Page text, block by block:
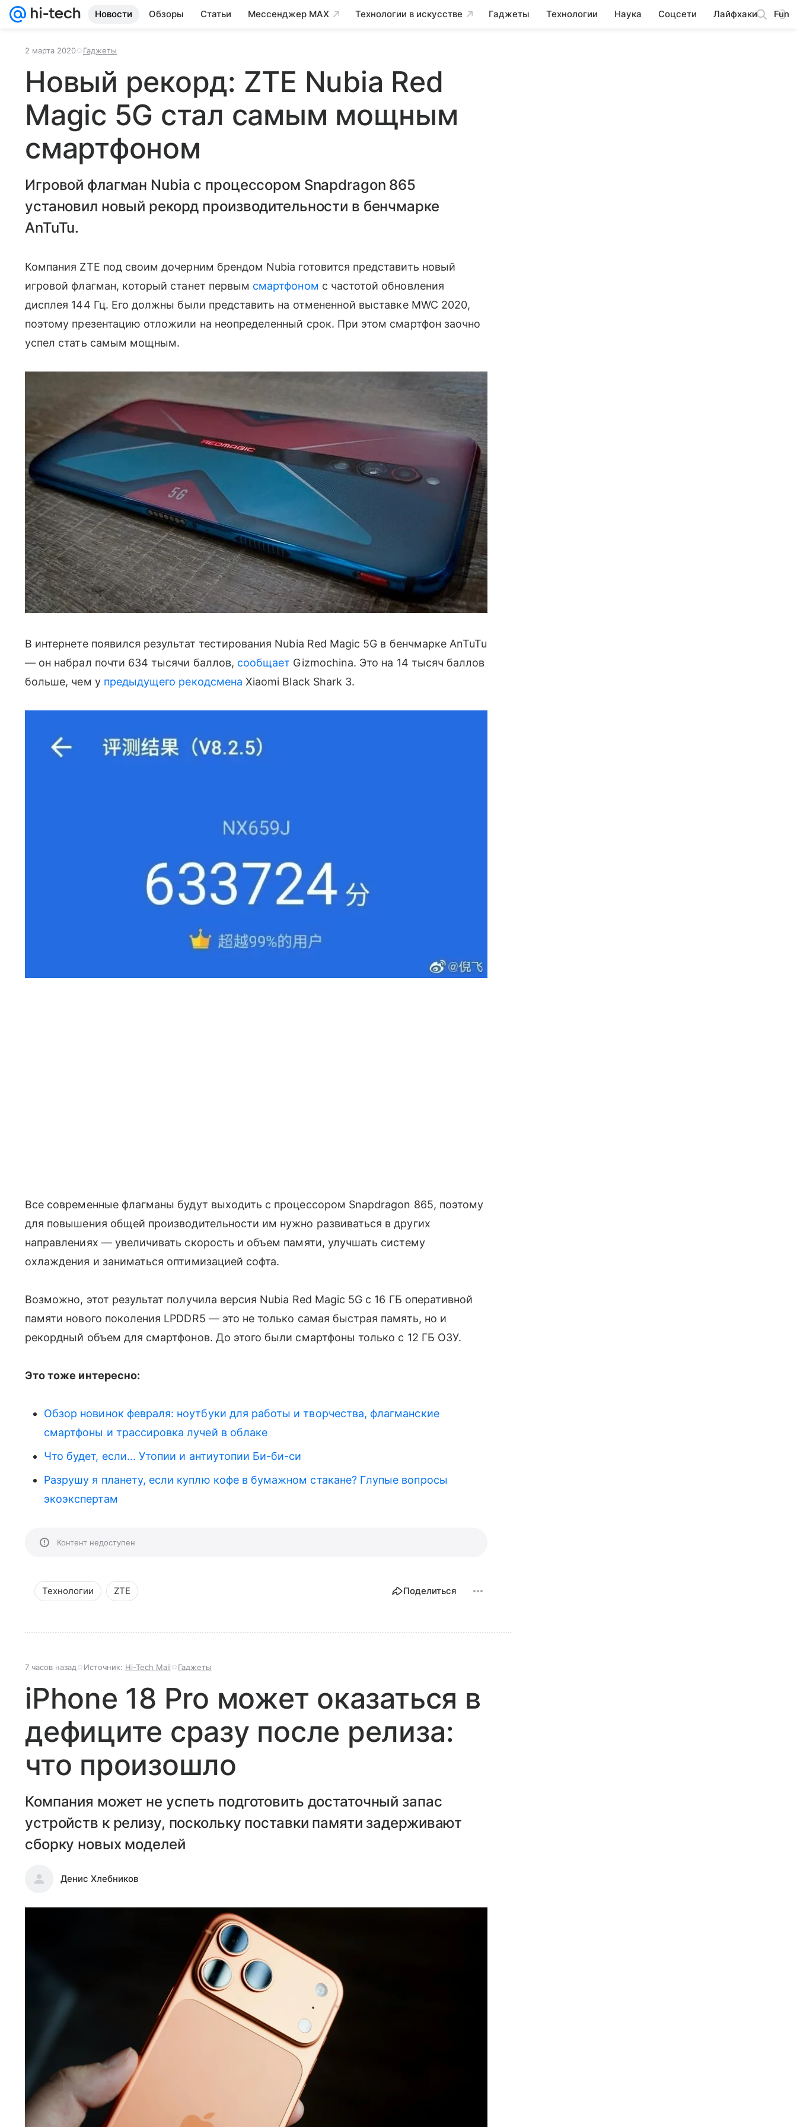
Новости Обзоры Статьи Мессенджер MAX Технологии в искусстве Гаджеты Технологии Наука Соцсети Лайфхаки Fun
2 марта 2020 Гаджеты
Новый рекорд: ZTE Nubia Red
Magic 5G стал самым мощным
смартфоном
Игровой флагман Nubia с процессором Snapdragon 865
установил новый рекорд производительности в бенчмарке
AnTuTu.
Компания ZTE под своим дочерним брендом Nubia готовится представить новый
игровой флагман, который станет первым смартфоном с частотой обновления
дисплея 144 Гц. Его должны были представить на отмененной выставке MWC 2020,
поэтому презентацию отложили на неопределенный срок. При этом смартфон заочно
успел стать самым мощным.
В интернете появился результат тестирования Nubia Red Magic 5G в бенчмарке AnTuTu
— он набрал почти 634 тысячи баллов, сообщает Gizmochina. Это на 14 тысяч баллов
больше, чем у предыдущего рекодсмена Xiaomi Black Shark 3.
Все современные флагманы будут выходить с процессором Snapdragon 865, поэтому
для повышения общей производительности им нужно развиваться в других
направлениях — увеличивать скорость и объем памяти, улучшать систему
охлаждения и заниматься оптимизацией софта.
Возможно, этот результат получила версия Nubia Red Magic 5G с 16 ГБ оперативной
памяти нового поколения LPDDR5 — это не только самая быстрая память, но и
рекордный объем для смартфонов. До этого были смартфоны только с 12 ГБ ОЗУ.
Это тоже интересно:
Обзор новинок февраля: ноутбуки для работы и творчества, флагманские
смартфоны и трассировка лучей в облаке
Что будет, если... Утопии и антиутопии Би-би-си
Разрушу я планету, если куплю кофе в бумажном стакане? Глупые вопросы
экоэкспертам
Контент недоступен
Технологии ZTE Поделиться
7 часов назад Источник: Hi-Tech Mail Гаджеты
iPhone 18 Pro может оказаться в
дефиците сразу после релиза:
что произошло
Компания может не успеть подготовить достаточный запас
устройств к релизу, поскольку поставки памяти задерживают
сборку новых моделей
Денис Хлебников